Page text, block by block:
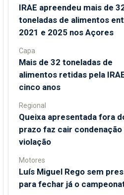
IRAE apreendeu mais de
toneladas de alimentos
2021 e 2025 nos Açores
Capa
Mais de 32 toneladas de
alimentos retidas pela
cinco anos
Regional
Queixa apresentada fora
prazo faz cair condenação
violação
Motores
Luís Miguel Rego sem
para fechar já o